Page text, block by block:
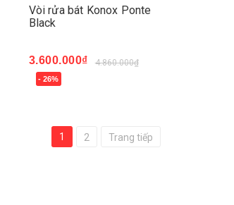
Vòi rửa bát Konox Ponte
Black
3.600.000₫ 4.860.000₫
- 26%
Mua ngay
1 2 Trang tiếp